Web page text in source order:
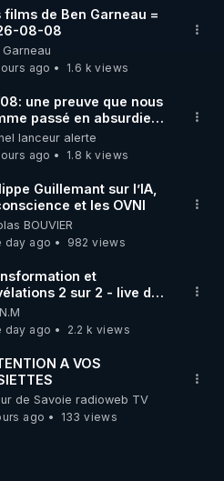
de méditation et
www.envol.app/code
films de Ben Garneau =
08-08
Garneau
ago
1.6 k views
une preuve que nous
passé en absurdie
dictature qui veut faire
ses opposant !
lanceur alerte
ago
1.8 k views
Guillemant sur l’IA,
et les OVNI
BOUVIER
day ago
982 views
et
2 sur 2 - live du
26
day ago
2.2 k views
A VOS
de Savoie radioweb TV
ago
133 views